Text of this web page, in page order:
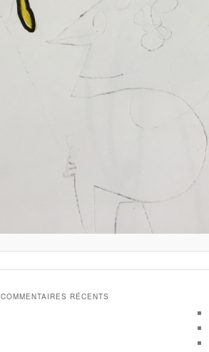
COMMENTAIRES RÉCENTS